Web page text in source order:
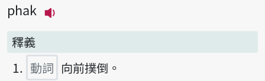
phak
釋義
動詞 向前撲倒。